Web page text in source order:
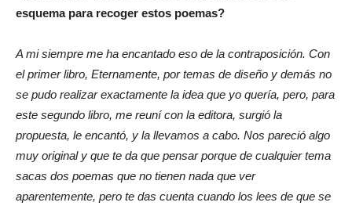
esquema para recoger estos poemas?
A mi siempre me ha encantado eso de la contraposición. Con
el primer libro, Eternamente, por temas de diseño y demás no
se pudo realizar exactamente la idea que yo quería, pero, para
este segundo libro, me reuní con la editora, surgió la
propuesta, le encantó, y la llevamos a cabo. Nos pareció algo
muy original y que te da que pensar porque de cualquier tema
sacas dos poemas que no tienen nada que ver
aparentemente, pero te das cuenta cuando los lees de que se